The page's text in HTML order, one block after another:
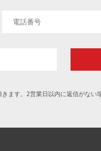
ます。2営業日以内に返信がない